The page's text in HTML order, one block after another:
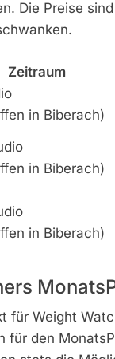
Die Preise
Zeitraum
in Biberach)
in Biberach)
in Biberach)
für Weight
für den